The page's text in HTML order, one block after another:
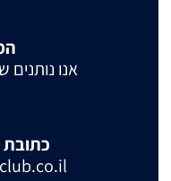
אנו
כתובת